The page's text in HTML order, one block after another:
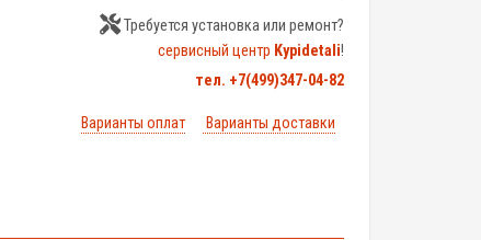
Требуется установка или ремонт?
сервисный центр Kypidetali!
тел. +7(499)347-04-82
Варианты оплат Варианты доставки